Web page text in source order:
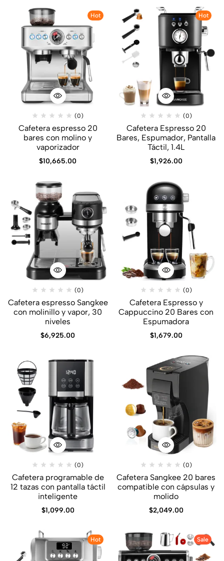
Hot
(0)
Cafetera espresso 20
bares con molino y
vaporizador
$10,665.00
Hot
(0)
Cafetera Espresso 20
Bares, Espumador, Pantalla
Táctil, 1.4L
$1,926.00
(0)
Cafetera espresso Sangkee
con molinillo y vapor, 30
niveles
$6,925.00
(0)
Cafetera Espresso y
Cappuccino 20 Bares con
Espumadora
$1,679.00
(0)
Cafetera programable de
12 tazas con pantalla táctil
inteligente
$1,099.00
(0)
Cafetera Sangkee 20 bares
compatible con cápsulas y
molido
$2,049.00
Hot Sale